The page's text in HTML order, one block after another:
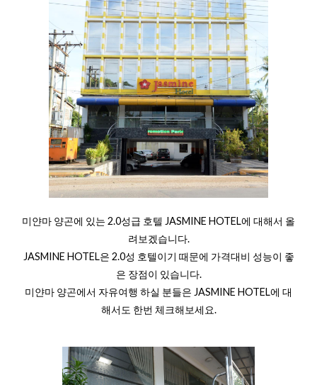
미얀마 양곤에 있는 2.0성급 호텔 JASMINE HOTEL에 대해서 올
려보겠습니다.
JASMINE HOTEL은 2.0성 호텔이기 때문에 가격대비 성능이 좋
은 장점이 있습니다.
미얀마 양곤에서 자유여행 하실 분들은 JASMINE HOTEL에 대
해서도 한번 체크해보세요.